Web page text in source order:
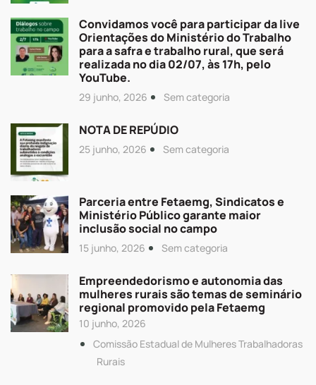
Convidamos você para participar da live
Orientações do Ministério do Trabalho
para a safra e trabalho rural, que será
realizada no dia 02/07, às 17h, pelo
YouTube.
29 junho, 2026 Sem categoria
NOTA DE REPÚDIO
25 junho, 2026 Sem categoria
Parceria entre Fetaemg, Sindicatos e
Ministério Público garante maior
inclusão social no campo
15 junho, 2026 Sem categoria
Empreendedorismo e autonomia das
mulheres rurais são temas de seminário
regional promovido pela Fetaemg
10 junho, 2026
Comissão Estadual de Mulheres Trabalhadoras
Rurais